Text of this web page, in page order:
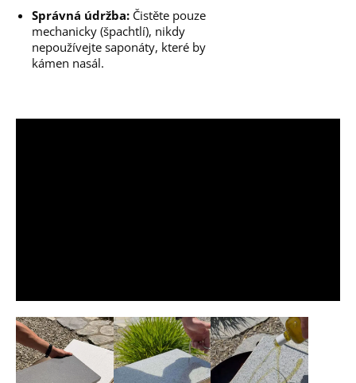
Správná údržba: Čistěte pouze
mechanicky (špachtlí), nikdy
nepoužívejte saponáty, které by
kámen nasál.